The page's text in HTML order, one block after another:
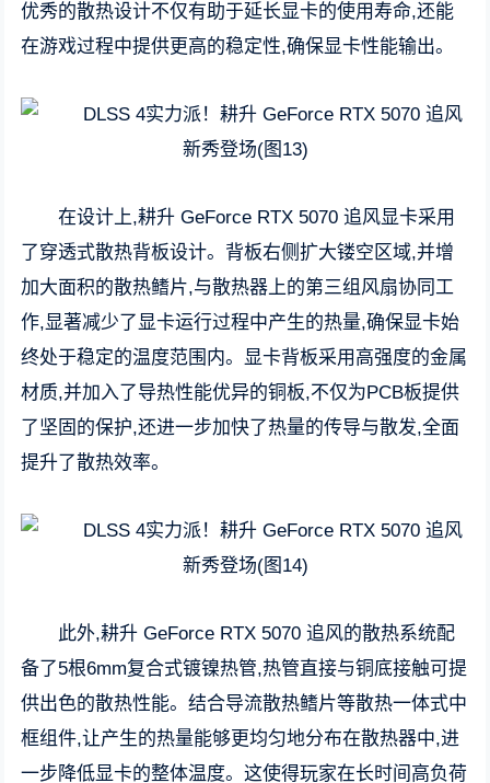
优秀的散热设计不仅有助于延长显卡的使用寿命,还能
在游戏过程中提供更高的稳定性,确保显卡性能输出。
在设计上,耕升 GeForce RTX 5070 追风显卡采用
了穿透式散热背板设计。背板右侧扩大镂空区域,并增
加大面积的散热鳍片,与散热器上的第三组风扇协同工
作,显著减少了显卡运行过程中产生的热量,确保显卡始
终处于稳定的温度范围内。显卡背板采用高强度的金属
材质,并加入了导热性能优异的铜板,不仅为PCB板提供
了坚固的保护,还进一步加快了热量的传导与散发,全面
提升了散热效率。
此外,耕升 GeForce RTX 5070 追风的散热系统配
备了5根6mm复合式镀镍热管,热管直接与铜底接触可提
供出色的散热性能。结合导流散热鳍片等散热一体式中
框组件,让产生的热量能够更均匀地分布在散热器中,进
一步降低显卡的整体温度。这使得玩家在长时间高负荷